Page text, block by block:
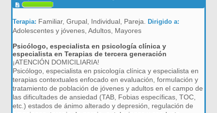
Terapia: Familiar, Grupal, Individual, Pareja.Dirigido a:
Adolescentes y jóvenes, Adultos, Mayores
Psicólogo, especialista en psicología clínica y
especialista en Terapias de tercera generación
¡ATENCIÓN DOMICILIARIA!
Psicólogo, especialista en psicología clínica y especialista en
terapias contextuales enfocado en evaluación, formulación y
tratamiento de población de jóvenes y adultos en el campo de
las dificultades de ansiedad (TAB, Fobias específicas, TOC,
etc.) estados de ánimo alterado y depresión, regulación de